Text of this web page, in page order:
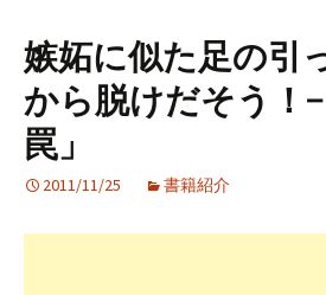
へ
ス
キ
嫉妬に似た足の引
から脱けだそう！
罠」
2011/11/25 書籍紹介